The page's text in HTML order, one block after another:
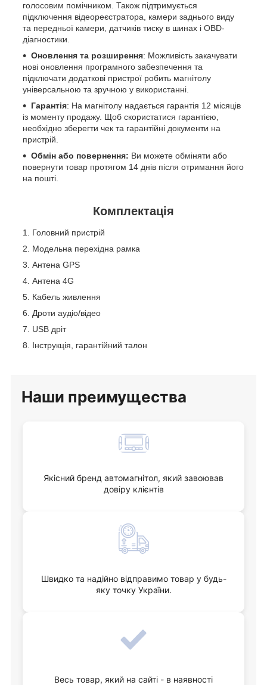
голосовим помічником. Також підтримується
підключення відеореєстратора, камери заднього виду
та передньої камери, датчиків тиску в шинах і OBD-
діагностики.
Оновлення та розширення: Можливість закачувати
нові оновлення програмного забезпечення та
підключати додаткові пристрої робить магнітолу
універсальною та зручною у використанні.
Гарантія: На магнітолу надається гарантія 12 місяців
із моменту продажу. Щоб скористатися гарантією,
необхідно зберегти чек та гарантійні документи на
пристрій.
Обмін або повернення: Ви можете обміняти або
повернути товар протягом 14 днів після отримання його
на пошті.
Комплектація
Головний пристрій
Модельна перехідна рамка
Антена GPS
Антена 4G
Кабель живлення
Дроти аудіо/відео
USB дріт
Інструкція, гарантійний талон
Наши преимущества
Якісний бренд автомагнітол, який завоював
довіру клієнтів
Швидко та надійно відправимо товар у будь-
яку точку України.
Весь товар, який на сайті - в наявності